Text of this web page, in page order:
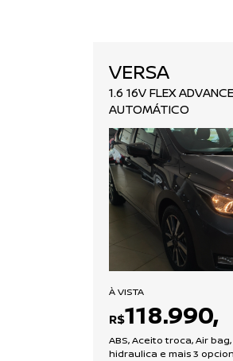
VERSA
1.6 16V FLEX
AUTOMÁTICO
À VISTA
R$118.990,
ABS, Aceito troca, Air
hidraulica e mais 3